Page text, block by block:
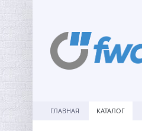
ГЛАВНАЯ КАТАЛОГ